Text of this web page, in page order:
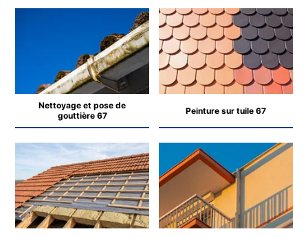
Nettoyage et pose de
gouttière 67
Peinture sur tuile 67